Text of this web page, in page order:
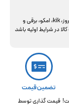
درخواست مرجوع کردن کالا در گروه اجناس اورجینال (ایساکو، کروز، kik، امکو، برقی و
در شرایط اولیه باشد
تضمین قیمت
قیمت گذاری توسط